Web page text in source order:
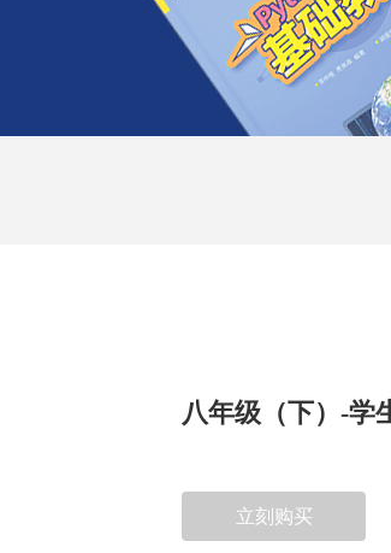
八年级（下）-学
立刻购买